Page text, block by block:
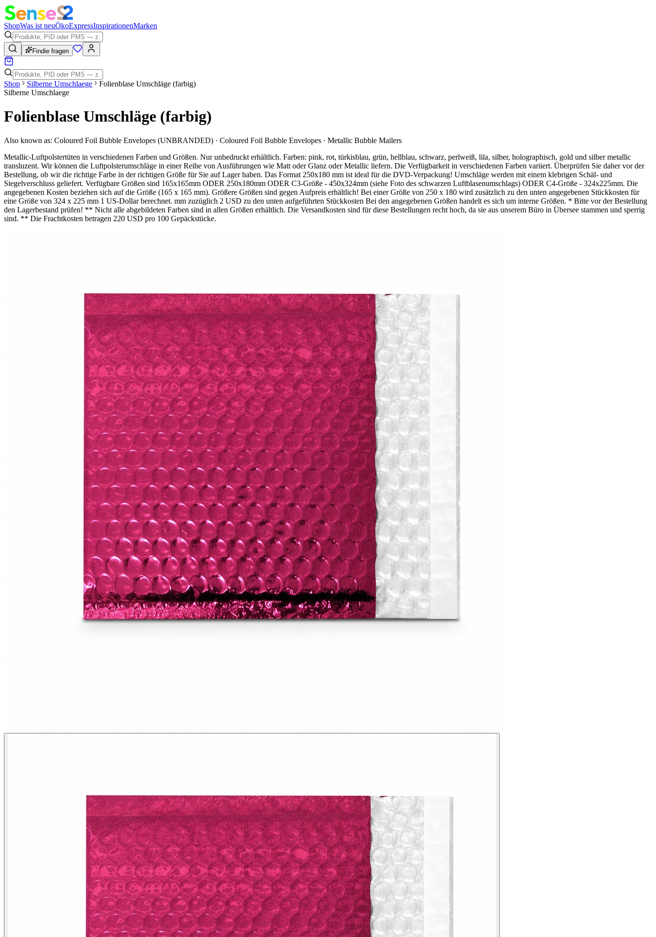
ShopWas ist neuÖkoExpressInspirationenMarken
Findie fragen
Shop Silberne Umschlaege
Folienblase Umschläge (farbig)
Silberne Umschlaege
Folienblase Umschläge (farbig)
Also known as: Coloured Foil Bubble Envelopes (UNBRANDED) · Coloured Foil Bubble Envelopes · Metallic Bubble Mailers
Metallic-Luftpolstertüten in verschiedenen Farben und Größen. Nur unbedruckt erhältlich. Farben: pink, rot, türkisblau, grün, hellblau, schwarz, perlweiß, lila, silber, holographisch, gold und silber metallic
transluzent. Wir können die Luftpolsterumschläge in einer Reihe von Ausführungen wie Matt oder Glanz oder Metallic liefern. Die Verfügbarkeit in verschiedenen Farben variiert. Überprüfen Sie daher vor der
Bestellung, ob wir die richtige Farbe in der richtigen Größe für Sie auf Lager haben. Das Format 250x180 mm ist ideal für die DVD-Verpackung! Umschläge werden mit einem klebrigen Schäl- und
Siegelverschluss geliefert. Verfügbare Größen sind 165x165mm ODER 250x180mm ODER C3-Größe - 450x324mm (siehe Foto des schwarzen Luftblasenumschlags) ODER C4-Größe - 324x225mm. Die
angegebenen Kosten beziehen sich auf die Größe (165 x 165 mm). Größere Größen sind gegen Aufpreis erhältlich! Bei einer Größe von 250 x 180 wird zusätzlich zu den unten angegebenen Stückkosten für
eine Größe von 324 x 225 mm 1 US-Dollar berechnet. mm zuzüglich 2 USD zu den unten aufgeführten Stückkosten Bei den angegebenen Größen handelt es sich um interne Größen. * Bitte vor der Bestellung
den Lagerbestand prüfen! ** Nicht alle abgebildeten Farben sind in allen Größen erhältlich. Die Versandkosten sind für diese Bestellungen recht hoch, da sie aus unserem Büro in Übersee stammen und sperrig
sind. ** Die Frachtkosten betragen 220 USD pro 100 Gepäckstücke.